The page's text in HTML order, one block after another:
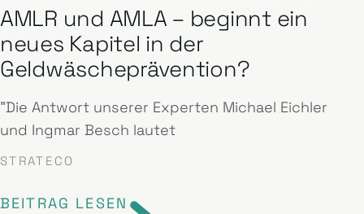
AMLR und AMLA – beginnt ein
neues Kapitel in der
Geldwäscheprävention?
"Die Antwort unserer Experten Michael Eichler
und Ingmar Besch lautet
STRATECO
BEITRAG LESEN